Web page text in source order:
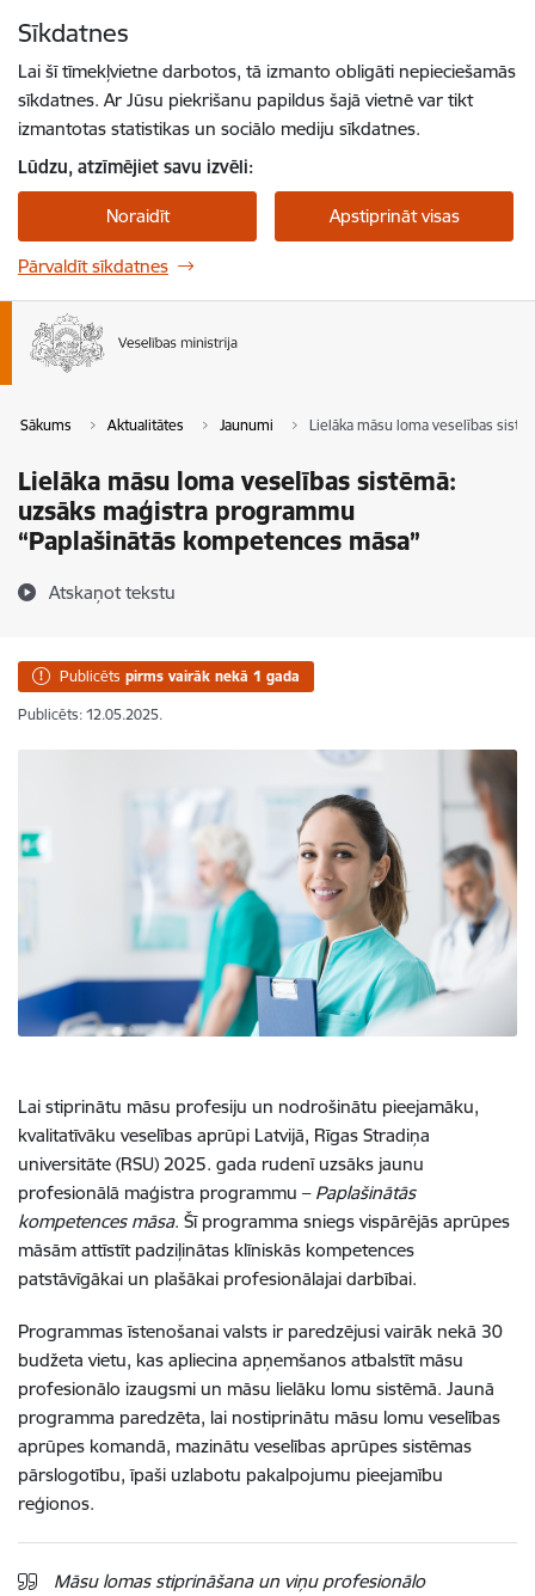
Sīkdatnes
Lai šī tīmekļvietne darbotos, tā izmanto obligāti nepieciešamās
sīkdatnes. Ar Jūsu piekrišanu papildus šajā vietnē var tikt
izmantotas statistikas un sociālo mediju sīkdatnes.
Lūdzu, atzīmējiet savu izvēli:
Noraidīt Apstiprināt visas
Pārvaldīt sīkdatnes
Sākums Aktualitātes Jaunumi Lielāka māsu loma veselības
Lielāka māsu loma veselības sistēmā:
uzsāks maģistra programmu
“Paplašinātās kompetences māsa”
Atskaņot tekstu
Publicēts pirms vairāk nekā 1 gada
Publicēts: 12.05.2025.
Lai stiprinātu māsu profesiju un nodrošinātu pieejamāku,
kvalitatīvāku veselības aprūpi Latvijā, Rīgas Stradiņa
universitāte (RSU) 2025. gada rudenī uzsāks jaunu
profesionālā maģistra programmu – Paplašinātās
kompetences māsa. Šī programma sniegs vispārējās aprūpes
māsām attīstīt padziļinātas klīniskās kompetences
patstāvīgākai un plašākai profesionālajai darbībai.
Programmas īstenošanai valsts ir paredzējusi vairāk nekā 30
budžeta vietu, kas apliecina apņemšanos atbalstīt māsu
profesionālo izaugsmi un māsu lielāku lomu sistēmā. Jaunā
programma paredzēta, lai nostiprinātu māsu lomu veselības
aprūpes komandā, mazinātu veselības aprūpes sistēmas
pārslogotību, īpaši uzlabotu pakalpojumu pieejamību
reģionos.
Māsu lomas stiprināšana un viņu profesionālo